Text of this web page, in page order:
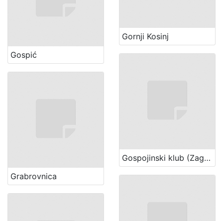
Gornji Kosinj
Gospić
Gospojinski klub (Zagreb)
Grabrovnica